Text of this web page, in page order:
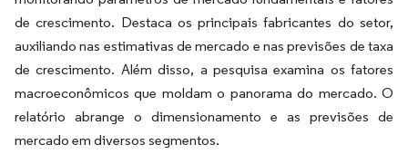
de crescimento. Destaca os principais fabricantes do setor,
auxiliando nas estimativas de mercado e nas previsões de taxa
de crescimento. Além disso, a pesquisa examina os fatores
macroeconômicos que moldam o panorama do mercado. O
relatório abrange o dimensionamento e as previsões de
mercado em diversos segmentos.